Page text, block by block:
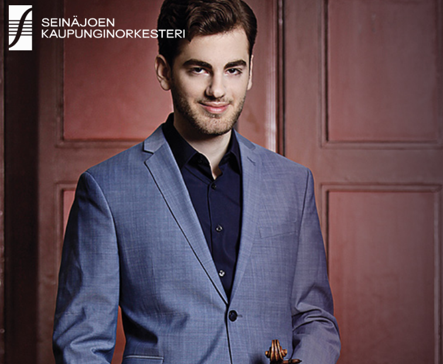
TUTUSTU
SEINÄJOEN KAUPUNGINORKESTERI 2026 ©
TUTUSTU
SEINÄJOEN KAUPUNGINORKESTERI 2026 © FACEBOOK